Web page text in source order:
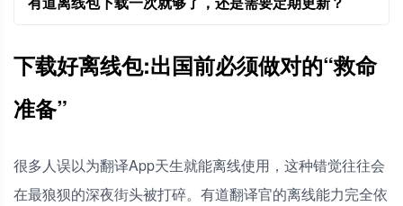
下载好离线包:出国前必须做对的“救命
准备”
很多人误以为翻译App天生就能离线使用，这种错觉往往会
在最狼狈的深夜街头被打碎。有道翻译官的离线能力完全依